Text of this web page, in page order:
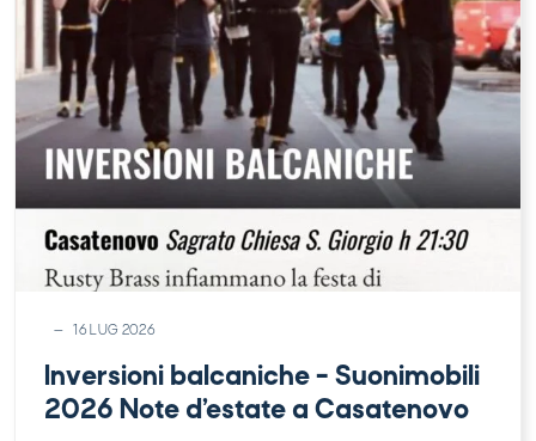
16 LUG 2026
Inversioni balcaniche – Suonimobili
2026 Note d’estate a Casatenovo